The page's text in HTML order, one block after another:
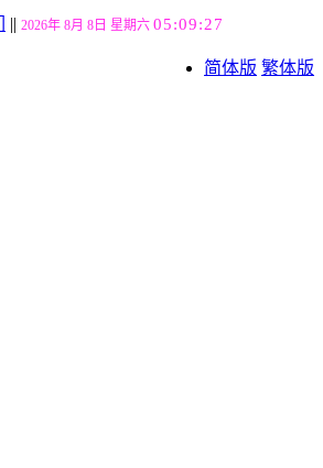
|| 2026年 8月 8日 星期六 05:09:27
简体版 繁体版